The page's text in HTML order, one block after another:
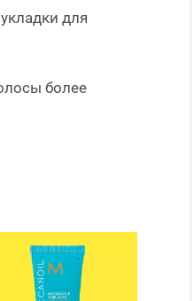
для
более